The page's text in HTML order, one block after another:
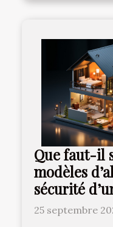
Que faut-il
modèles
sécurité
25 septembre